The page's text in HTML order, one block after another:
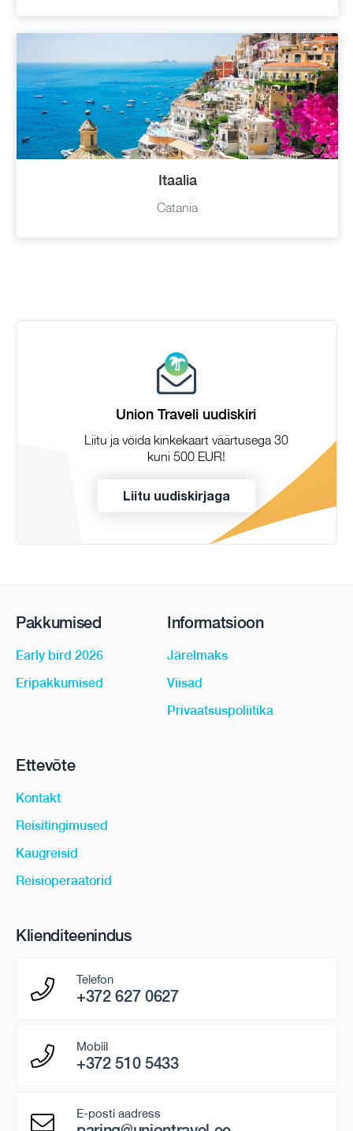
Itaalia
Catania
Union Traveli uudiskiri
Liitu ja võida kinkekaart väärtusega 30
kuni 500 EUR!
Liitu uudiskirjaga
Pakkumised
Early bird 2026
Eripakkumised
Informatsioon
Järelmaks
Viisad
Privaatsuspoliitika
Ettevõte
Kontakt
Reisitingimused
Kaugreisid
Reisioperaatorid
Klienditeenindus
Telefon
+372 627 0627
Mobiil
+372 510 5433
E-posti aadress